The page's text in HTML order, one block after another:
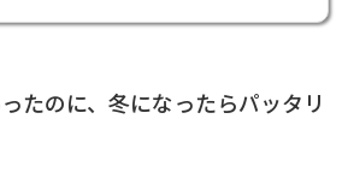
たのに、冬になったらパッタリ